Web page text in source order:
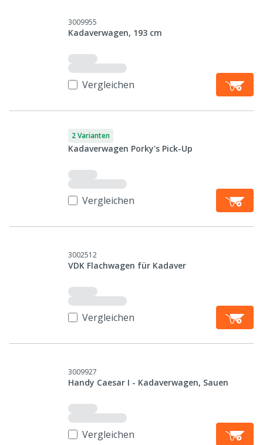
3009955
Kadaverwagen, 193 cm
Vergleichen
2 Varianten
Kadaverwagen Porky's Pick-Up
Vergleichen
3002512
VDK Flachwagen für Kadaver
Vergleichen
3009927
Handy Caesar I - Kadaverwagen, Sauen
Vergleichen